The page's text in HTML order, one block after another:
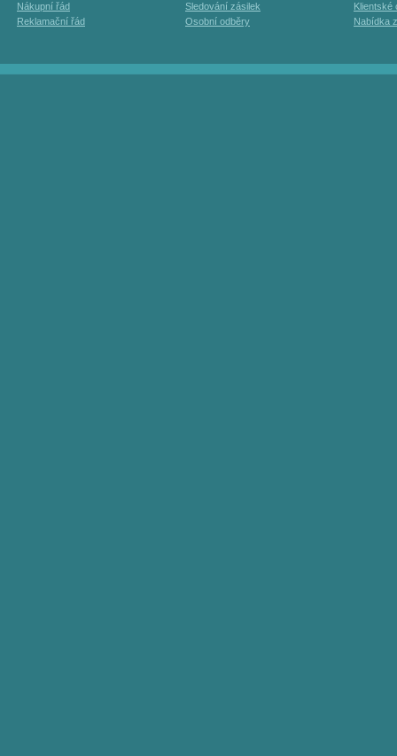
Nákupní řád
Reklamační řád
Sledování zásilek
Osobní odběry
Klientské
Nabídka